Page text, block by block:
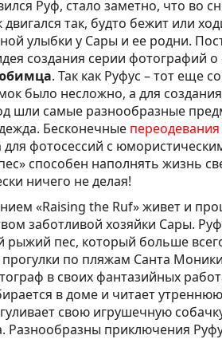
Руф, стало заметно, что во
так, будто бежит или
улыбки у Сары и ее родни.
создания серии фотографий о
. Так как Руфус – тот еще
было несложно, а для
шли самые разнообразные
Бесконечные
для фотосессий с
способен наполнять жизнь
ничего не делая!
«Raising the Ruf» живет и
заботливой хозяйки Сары.
рыжий пес, который больше
прогулки по пляжам Санта
в своих фантазийных
в доме и читает
свою игрушечную
Разнообразны приключения